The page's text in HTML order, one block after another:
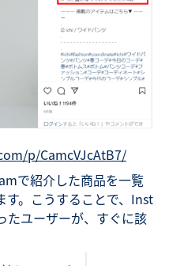
p/CamcVJcAtB7/
で紹介した商品を一覧
す。こうすることで、Inst
たユーザーが、すぐに該